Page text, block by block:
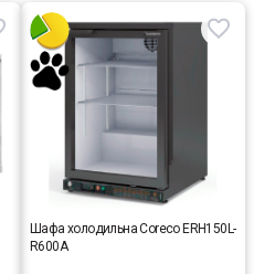
Шафа холодильна Coreco ERH150L-
R600A